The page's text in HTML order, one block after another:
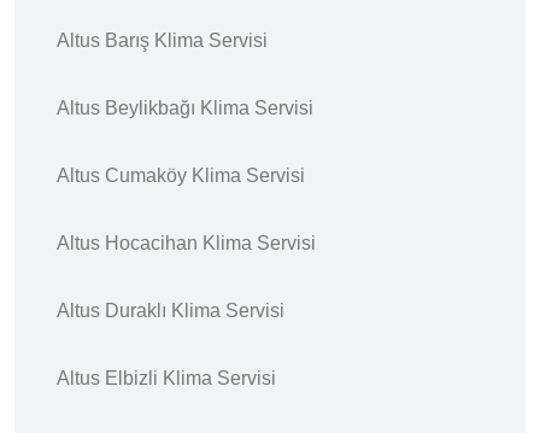
Altus Barış Klima Servisi
Altus Beylikbağı Klima Servisi
Altus Cumaköy Klima Servisi
Altus Hocacihan Klima Servisi
Altus Duraklı Klima Servisi
Altus Elbizli Klima Servisi